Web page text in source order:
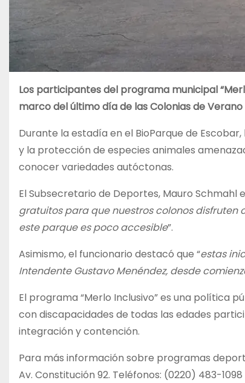
Los participantes del programa municipal
marco del último día de las Colonias de
Durante la estadía en el BioParque de
y la protección de especies animales
conocer variedades autóctonas.
El Subsecretario de Deportes, Mauro Schmahl
gratuitos para que nuestros colonos
este parque es poco accesible”.
Asimismo, el funcionario destacó que “estas
Intendente Gustavo Menéndez, desde
El programa “Merlo Inclusivo” es una política
con discapacidades de todas las edades
integración y contención.
Para más información sobre programas
Av. Constitución 92. Teléfonos: (0220) 483-